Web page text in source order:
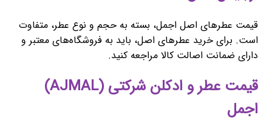
قیمت عطرهای اصل اجمل، بسته به حجم و نوع عطر، متفاوت
است. برای خرید عطرهای اصل، باید به فروشگاه‌های معتبر و
دارای ضمانت اصالت کالا مراجعه کنید.
قیمت عطر و ادکلن شرکتی (AJMAL)
اجمل